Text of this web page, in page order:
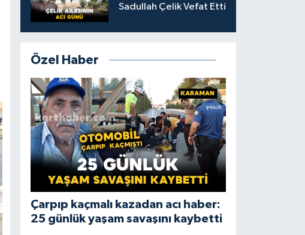
Sadullah Çelik Vefat Etti
Özel Haber
Çarpıp kaçmalı kazadan acı haber:
25 günlük yaşam savaşını kaybetti